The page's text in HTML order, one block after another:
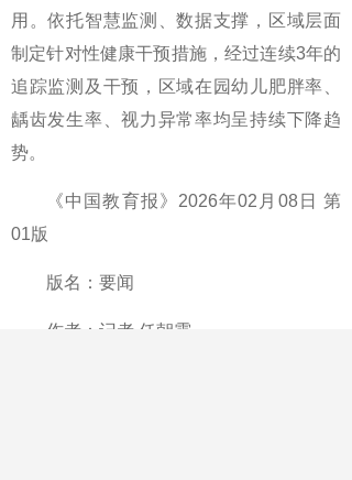
用。依托智慧监测、数据支撑，区域层面
制定针对性健康干预措施，经过连续3年的
追踪监测及干预，区域在园幼儿肥胖率、
龋齿发生率、视力异常率均呈持续下降趋
势。
《中国教育报》2026年02月08日 第
01版
版名：要闻
作者：记者 任朝霞